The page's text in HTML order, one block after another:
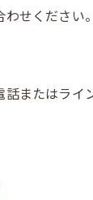
せください。
話またはライ